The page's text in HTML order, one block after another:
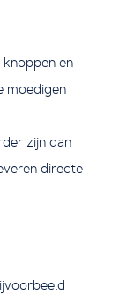
en
moedigen
zijn dan
directe